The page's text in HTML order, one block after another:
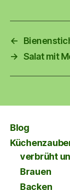
←
→ Salat mit
Blog
verbrüht
Brauen
Backen